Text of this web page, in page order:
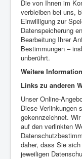
Die von Ihnen im
verbleiben bei uns,
Einwilligung zur
Datenspeicherung
Bearbeitung Ihrer
Bestimmungen –
unberührt.
Weitere
Links zu anderen
Unser Online-
Diese Verlinkungen
gekennzeichnet.
auf den verlinkten
daher, dass Sie
jeweiligen